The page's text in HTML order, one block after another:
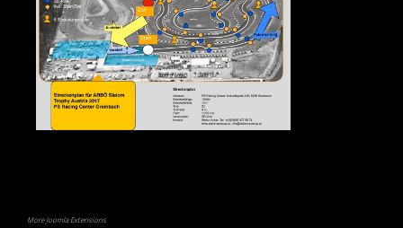
More Joomla Extensions